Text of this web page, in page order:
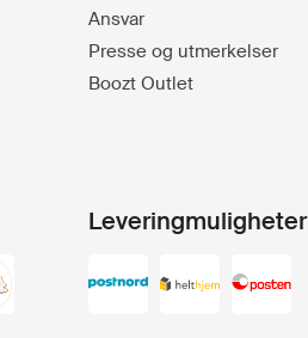
Ansvar
Presse og utmerkelser
Boozt Outlet
Leveringmuligheter